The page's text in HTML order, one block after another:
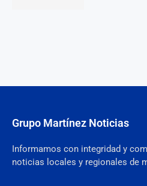
Grupo Martínez Noticias
Informamos con integridad y
noticias locales y regionales de